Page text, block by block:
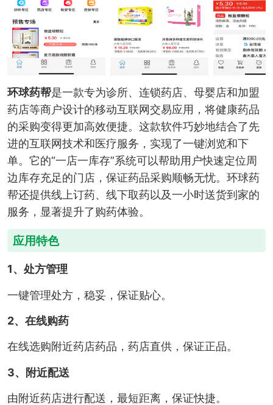
环球药帮是一款专为诊所、连锁药店、母婴店和加盟
药店等商户设计的移动互联网交易应用，将健康药品
的采购变得更加高效便捷。这款软件巧妙地结合了先
进的互联网技术和医疗服务，实现了一键浏览和下
单。它的“一店一库存”系统可以帮助用户快速定位周
边库存充足的门店，保证药品采购顺畅无忧。环球药
帮还提供线上订药、线下取药以及一小时送货到家的
服务，显著提升了购药体验。
应用特色
1、处方管理
一键管理处方，稳妥，保证贴心。
2、在线购药
在线选购附近药店药品，药店直供，保证正品。
3、附近配送
由附近药店进行配送，最短距离，保证快捷。